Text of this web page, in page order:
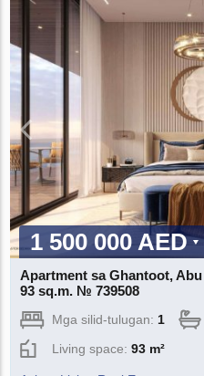
1 500 000 AED
Apartment sa Ghantoot,
93 sq.m. № 739508
Mga silid-tulugan: 1
Living space:93 m²